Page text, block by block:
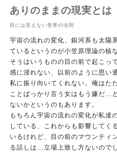
ありのままの現実とは
目には見えない世界の法則
宇宙の流れの変化、銀河系も太陽
て いるというのが小笠原理論の核
そうはいうものの目の前で起こっ
感に浸れない、以前のように思い
私に振り向いてくれない。俺はた
ことば っかり言う女はもう嫌だ…
ないかというのもあります。
もちろん宇宙の流れの変化が私達
し ている、これからも影響してく
いる けれど、目の前のマウンティ
る話し は…立場上致し方ないので